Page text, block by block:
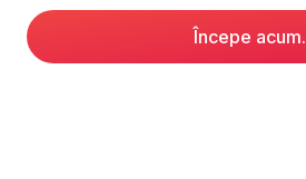
Începe acum.